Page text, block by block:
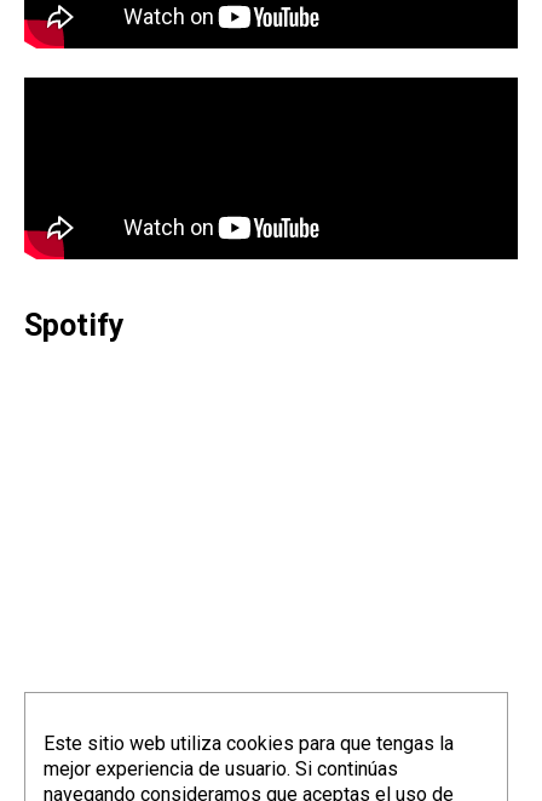
Spotify
Este sitio web utiliza cookies para que tengas la
mejor experiencia de usuario. Si continúas
navegando consideramos que aceptas el uso de